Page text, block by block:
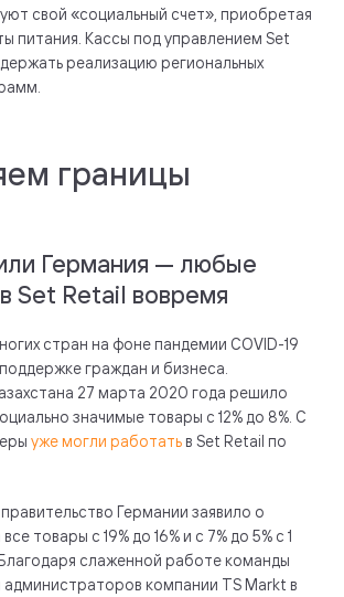
свой «социальный счет», приобретая
питания. Кассы под управлением Set
реализацию региональных
границы
Германия — любые
Set Retail вовремя
стран на фоне пандемии COVID-19
граждан и бизнеса.
27 марта 2020 года решило
значимые товары с 12% до 8%. С
уже могли работать в Set Retail по
Германии заявило о
товары с 19% до 16% и с 7% до 5% с 1
слаженной работе команды
администраторов компании TS Markt в